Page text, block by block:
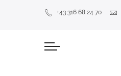
+43 316 68 24 70